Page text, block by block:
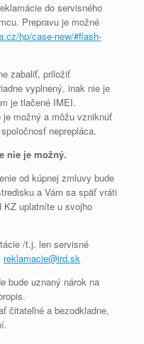
do servisného
Prepravu je možné
hp/case-new/#flash-
zabaliť, priložiť
vyplnený, inak nie je
je tlačené IMEI.
je možný a môžu vzniknúť
neprepláca.
nie je možný.
od kúpnej zmluvy bude
a Vám sa späť vráti
KZ uplatníte u svojho
/t.j. len servisné
reklamacie@ird.sk
bude uznaný nárok na
čitateľné a bezodkladne,